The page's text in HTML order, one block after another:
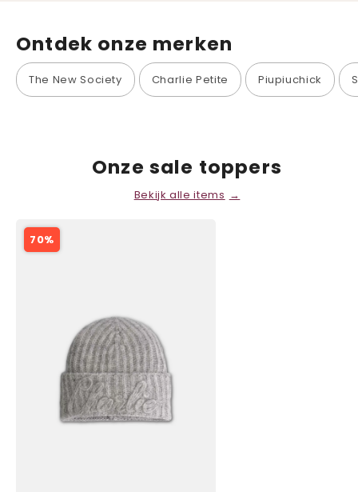
Ontdek onze merken
The New Society Charlie Petite Piupiuchick
Onze sale toppers
Bekijk alle items
70%